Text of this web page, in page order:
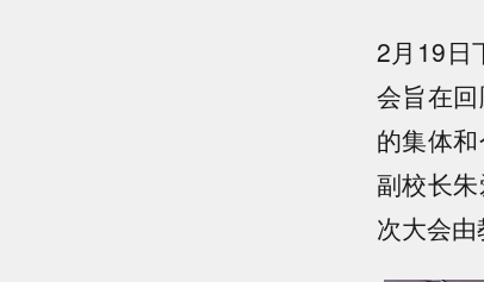
2月19日
会旨在
的集体
副校长
次大会由